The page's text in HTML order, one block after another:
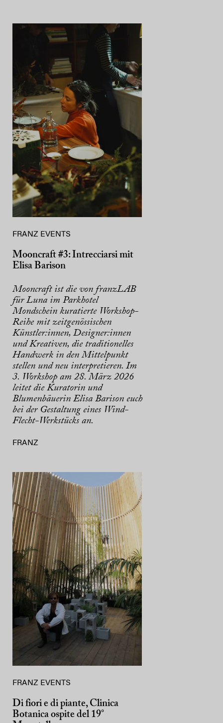
FRANZ EVENTS
Mooncraft #3: Intrecciarsi mit
Elisa Barison
Mooncraft ist die von franzLAB
für Luna im Parkhotel
Mondschein kuratierte Workshop-
Reihe mit zeitgenössischen
Künstler:innen, Designer:innen
und Kreativen, die traditionelles
Handwerk in den Mittelpunkt
stellen und neu interpretieren. Im
3. Workshop am 28. März 2026
leitet die Kuratorin und
Blumenbäuerin Elisa Barison euch
bei der Gestaltung eines Wind-
Flecht-Werkstücks an.
FRANZ
FRANZ EVENTS
Di fiori e di piante, Clinica
Botanica ospite del 19°